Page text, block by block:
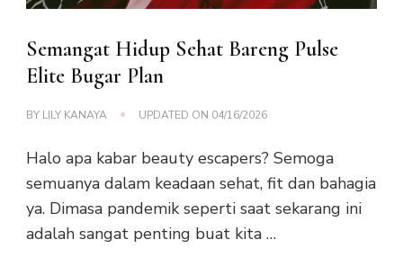
Semangat Hidup Sehat Bareng Pulse
Elite Bugar Plan
BY LILY KANAYA UPDATED ON 04/16/2026
Halo apa kabar beauty escapers? Semoga
semuanya dalam keadaan sehat, fit dan bahagia
ya. Dimasa pandemik seperti saat sekarang ini
adalah sangat penting buat kita …